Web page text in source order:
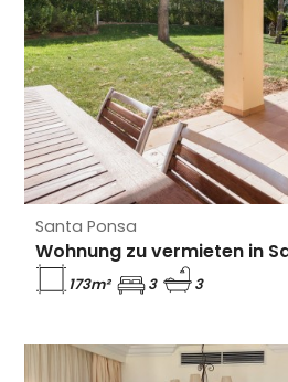
Santa Ponsa
Wohnung zu vermieten in
173m² 3 3